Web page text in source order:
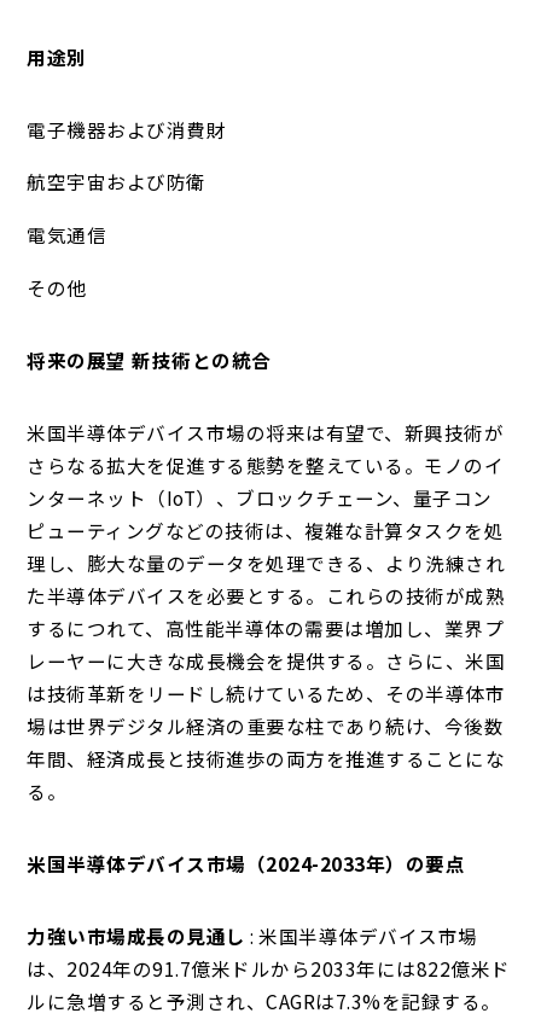
用途別
電子機器および消費財
航空宇宙および防衛
電気通信
その他
将来の展望 新技術との統合
米国半導体デバイス市場の将来は有望で、新興技術が
さらなる拡大を促進する態勢を整えている。モノのイ
ンターネット（IoT）、ブロックチェーン、量子コン
ピューティングなどの技術は、複雑な計算タスクを処
理し、膨大な量のデータを処理できる、より洗練され
た半導体デバイスを必要とする。これらの技術が成熟
するにつれて、高性能半導体の需要は増加し、業界プ
レーヤーに大きな成長機会を提供する。さらに、米国
は技術革新をリードし続けているため、その半導体市
場は世界デジタル経済の重要な柱であり続け、今後数
年間、経済成長と技術進歩の両方を推進することにな
る。
米国半導体デバイス市場（2024-2033年）の要点
力強い市場成長の見通し : 米国半導体デバイス市場
は、2024年の91.7億米ドルから2033年には822億米ド
ルに急増すると予測され、CAGRは7.3%を記録する。